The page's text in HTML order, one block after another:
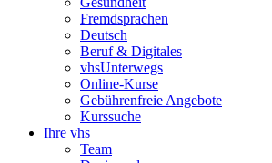
Fremdsprachen
Deutsch
Beruf & Digitales
vhsUnterwegs
Online-Kurse
Gebührenfreie Angebote
Kurssuche
Ihre vhs
Team